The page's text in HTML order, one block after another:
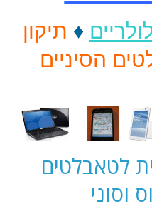
♦ תיקון
הסיניים
לטאבלטים
וסוני